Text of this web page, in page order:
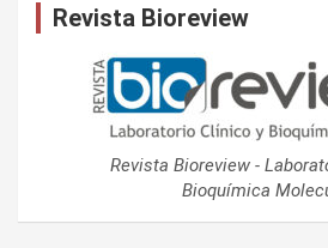
Revista Bioreview
Revista Bioreview -
Bioquímica